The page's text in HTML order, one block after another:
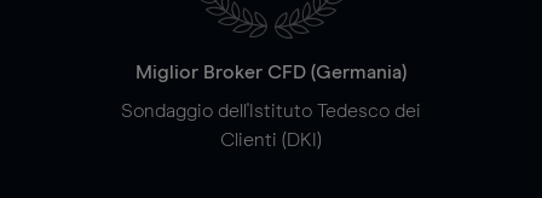
Miglior Broker CFD (Germania)
Sondaggio dell'Istituto Tedesco dei
Clienti (DKI)